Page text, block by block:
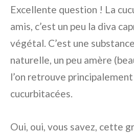
Excellente question ! La
amis, c’est un peu la diva
végétal. C’est une
naturelle, un peu amère
l’on retrouve
cucurbitacées.
Oui, oui, vous savez, cette